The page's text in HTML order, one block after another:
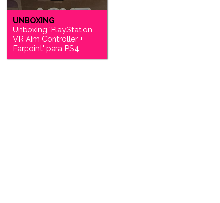
UNBOXING
Unboxing 'PlayStation
VR Aim Controller +
Farpoint' para PS4